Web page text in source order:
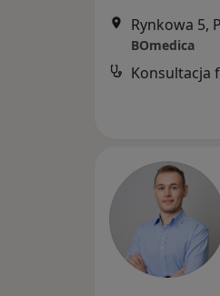
Rynkowa 5,
BOmedica
Konsultacja